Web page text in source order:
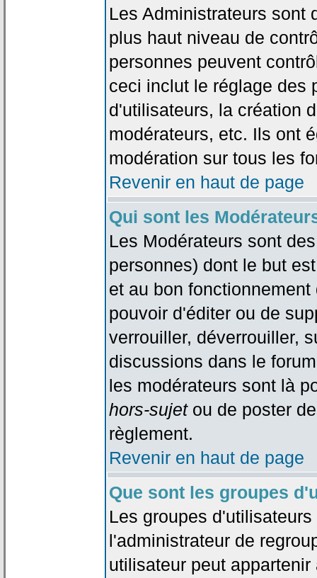
Les Administrateurs sont
plus haut niveau de
personnes peuvent
ceci inclut le réglage des
d'utilisateurs, la création
modérateurs, etc. Ils ont
modération sur tous les
Revenir en haut de page
Qui sont les
Les Modérateurs sont
personnes) dont le but
et au bon
pouvoir d'éditer ou de
verrouiller, déverrouiller,
discussions dans le
les modérateurs sont là
hors-sujetou de poster
règlement.
Revenir en haut de page
Que sont les groupes
Les groupes
l'administrateur de
utilisateur peut